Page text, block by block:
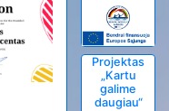
Projektas
„Kartu
galime
daugiau“